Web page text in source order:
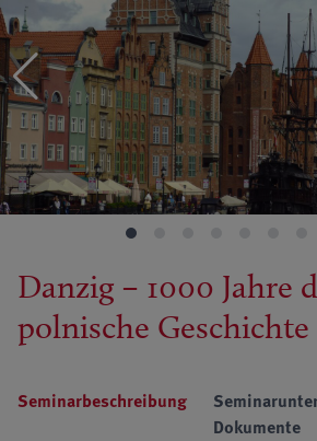
Danzig – 1000 Jahre
polnische Geschichte
Seminarbeschreibung
Dokumente